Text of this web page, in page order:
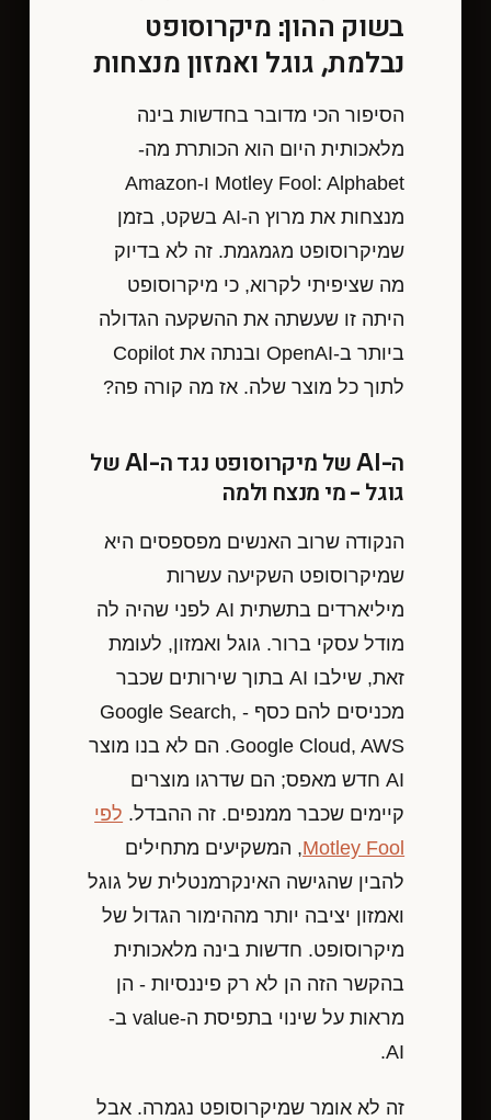
בשוק ההון: מיקרוסופט
נבלמת, גוגל ואמזון מנצחות
הסיפור הכי מדובר בחדשות בינה
מלאכותית היום הוא הכותרת מה-
Motley Fool: Alphabet ו-Amazon
מנצחות את מרוץ ה-AI בשקט, בזמן
שמיקרוסופט מגמגמת. זה לא בדיוק
מה שציפיתי לקרוא, כי מיקרוסופט
היתה זו שעשתה את ההשקעה הגדולה
ביותר ב-OpenAI ובנתה את Copilot
לתוך כל מוצר שלה. אז מה קורה פה?
ה-AI של מיקרוסופט נגד ה-AI של
גוגל - מי מנצח ולמה
הנקודה שרוב האנשים מפספסים היא
שמיקרוסופט השקיעה עשרות
מיליארדים בתשתית AI לפני שהיה לה
מודל עסקי ברור. גוגל ואמזון, לעומת
זאת, שילבו AI בתוך שירותים שכבר
מכניסים להם כסף - Google Search,
Google Cloud, AWS. הם לא בנו מוצר
AI חדש מאפס; הם שדרגו מוצרים
קיימים שכבר ממנפים. זה ההבדל. לפי
Motley Fool, המשקיעים מתחילים
להבין שהגישה האינקרמנטלית של גוגל
ואמזון יציבה יותר מההימור הגדול של
מיקרוסופט. חדשות בינה מלאכותית
בהקשר הזה הן לא רק פיננסיות - הן
מראות על שינוי בתפיסת ה-value ב-
AI.
זה לא אומר שמיקרוסופט נגמרה. אבל